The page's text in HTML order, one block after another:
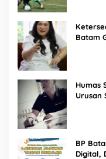
Batam
Humas
Urusan
BP
Digital,